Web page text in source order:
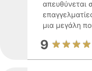
απευθύνεται
μια μεγάλη
9